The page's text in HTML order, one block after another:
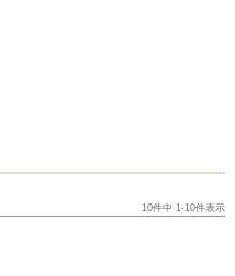
10件中 1-10件表示